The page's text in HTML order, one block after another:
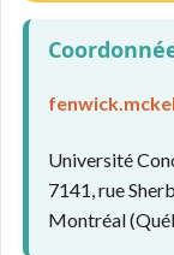
Université
7141, rue
Montréal